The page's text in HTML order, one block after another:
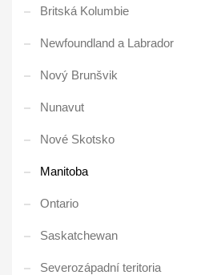
Britská Kolumbie
Newfoundland a Labrador
Nový Brunšvik
Nunavut
Nové Skotsko
Manitoba
Ontario
Saskatchewan
Severozápadní teritoria